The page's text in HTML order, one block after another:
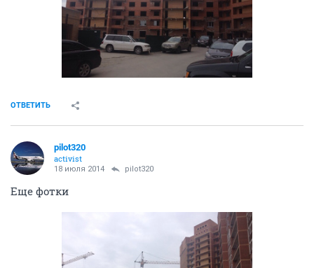
ОТВЕТИТЬ
pilot320
activist
18 июля 2014 pilot320
Еще фотки